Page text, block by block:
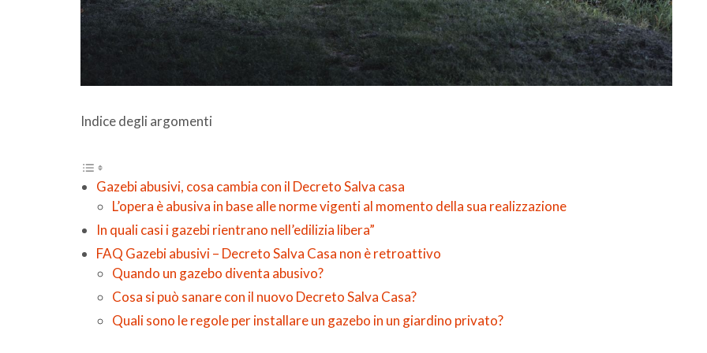
Indice degli argomenti
Gazebi abusivi, cosa cambia con il Decreto Salva casa
L’opera è abusiva in base alle norme vigenti al momento della sua realizzazione
In quali casi i gazebi rientrano nell’edilizia libera”
FAQ Gazebi abusivi – Decreto Salva Casa non è retroattivo
Quando un gazebo diventa abusivo?
Cosa si può sanare con il nuovo Decreto Salva Casa?
Quali sono le regole per installare un gazebo in un giardino privato?